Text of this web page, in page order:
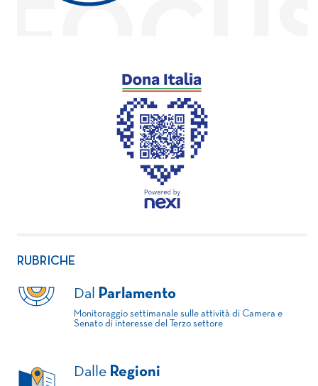
RUBRICHE
Dal Parlamento
Monitoraggio settimanale sulle attività di Camera e
Senato di interesse del Terzo settore
Dalle Regioni